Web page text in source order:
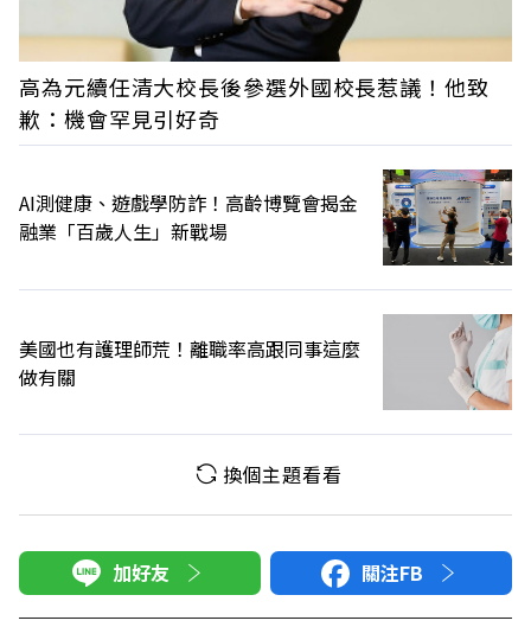
高為元續任清大校長後參選外國校長惹議！他致
歉：機會罕見引好奇
AI測健康、遊戲學防詐！高齡博覽會揭金
融業「百歲人生」新戰場
美國也有護理師荒！離職率高跟同事這麼
做有關
換個主題看看
加好友 關注FB